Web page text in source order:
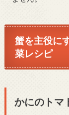
蟹を主役に
菜レシピ
かにのトマ